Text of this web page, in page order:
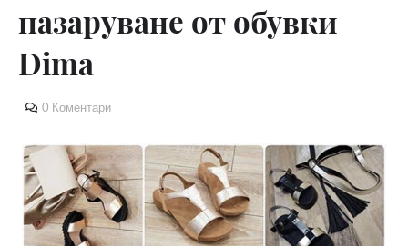
пазаруване от обувки
Dima
0 Коментари